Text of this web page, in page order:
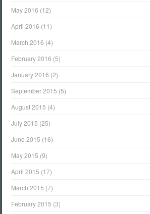
May 2016 (12)
April 2016 (11)
March 2016 (4)
February 2016 (5)
January 2016 (2)
September 2015 (5)
August 2015 (4)
July 2015 (25)
June 2015 (16)
May 2015 (9)
April 2015 (17)
March 2015 (7)
February 2015 (3)